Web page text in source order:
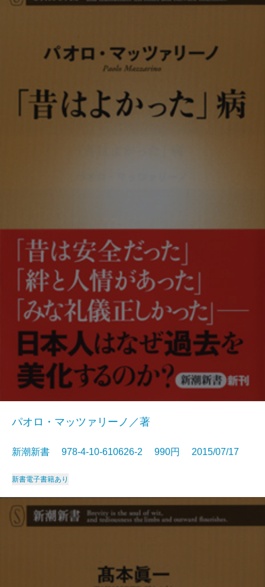
パオロ・マッツァリーノ／著
新潮新書 978-4-10-610626-2 990円 2015/07/17
新書電子書籍あり